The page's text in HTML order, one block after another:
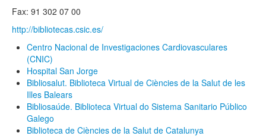
Fax: 91 302 07 00
http://bibliotecas.csic.es/
Centro Nacional de Investigaciones Cardiovasculares
(CNIC)
Hospital San Jorge
Bibliosalut. Biblioteca Virtual de Ciències de la Salut de les
Illes Balears
Bibliosaúde. Biblioteca Virtual do Sistema Sanitario Público
Galego
Biblioteca de Ciències de la Salut de Catalunya